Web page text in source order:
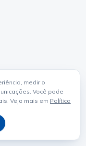
medir o
Você pode
Veja mais em Política